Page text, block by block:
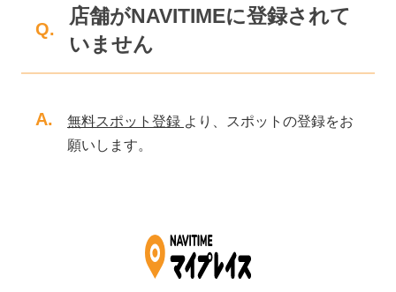
Q.
店舗がNAVITIMEに登録されて
いません
A. 無料スポット登録 より、スポットの登録をお
願いします。